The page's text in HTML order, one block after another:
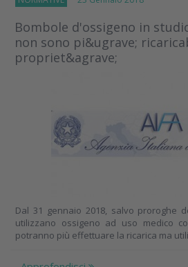
Bombole d'ossigeno in
non sono pi&ugrave;
propriet&agrave;
Dal 31 gennaio 2018, salvo proroghe
utilizzano ossigeno ad uso medico
potranno più effettuare la ricarica ma